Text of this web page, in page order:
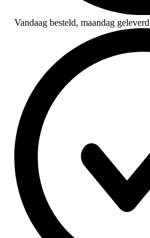
Vandaag besteld, maandag geleverd